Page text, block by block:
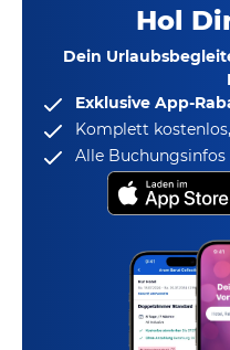
Hol
Dein
Exklusive App-
Komplett kostenlos,
Alle